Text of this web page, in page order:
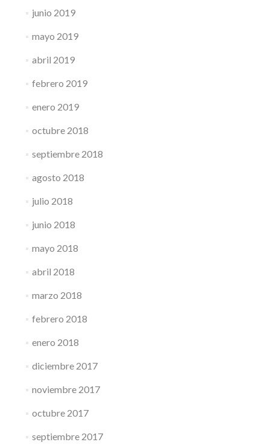
junio 2019
mayo 2019
abril 2019
febrero 2019
enero 2019
octubre 2018
septiembre 2018
agosto 2018
julio 2018
junio 2018
mayo 2018
abril 2018
marzo 2018
febrero 2018
enero 2018
diciembre 2017
noviembre 2017
octubre 2017
septiembre 2017